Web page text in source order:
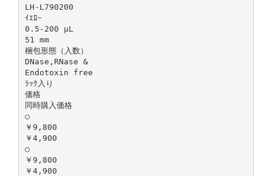
LH-L790200
ｲｴﾛｰ
0.5-200 μL
51 mm
梱包形態（入数）
DNase,RNase &
Endotoxin free
ﾗｯｸ入り
価格
同時購入価格
○
￥9,800
￥4,900
○
￥9,800
￥4,900